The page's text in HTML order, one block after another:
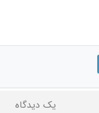
یک دیدگاه